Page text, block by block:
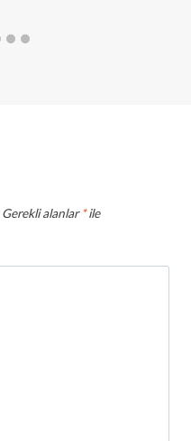
Gerekli alanlar*ile